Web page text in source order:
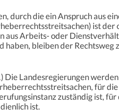
durch die ein Anspruch aus
ist der
aus Arbeits- oder
bleiben der
Die Landesregierungen
für
zuständig ist,
ist.